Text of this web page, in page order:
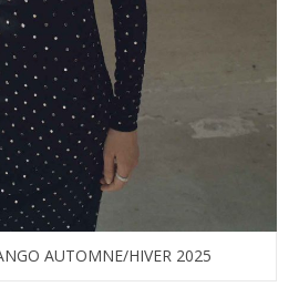
AUTOMNE/HIVER 2025